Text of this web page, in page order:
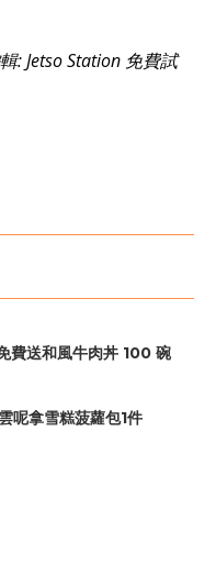
: Jetso Station 免費試
費送和風牛肉丼 100 碗
呢拿雪糕菠蘿包1件